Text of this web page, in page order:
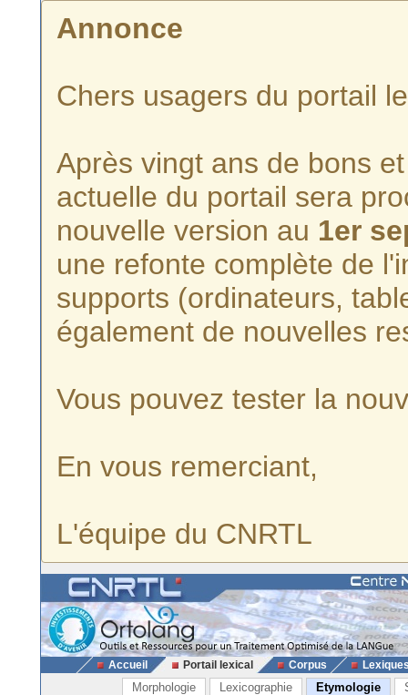
Annonce
Chers usagers du portail
Après vingt ans de bons
actuelle du portail sera
nouvelle version au 1er
une refonte complète de
supports (ordinateurs,
également de nouvelles
Vous pouvez tester la
En vous remerciant,
L'équipe du CNRTL
Accueil Portail lexical Corpus
Morphologie Lexicographie Etymologie